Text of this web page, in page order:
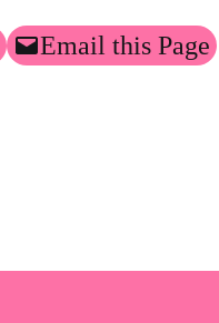
Email this Page